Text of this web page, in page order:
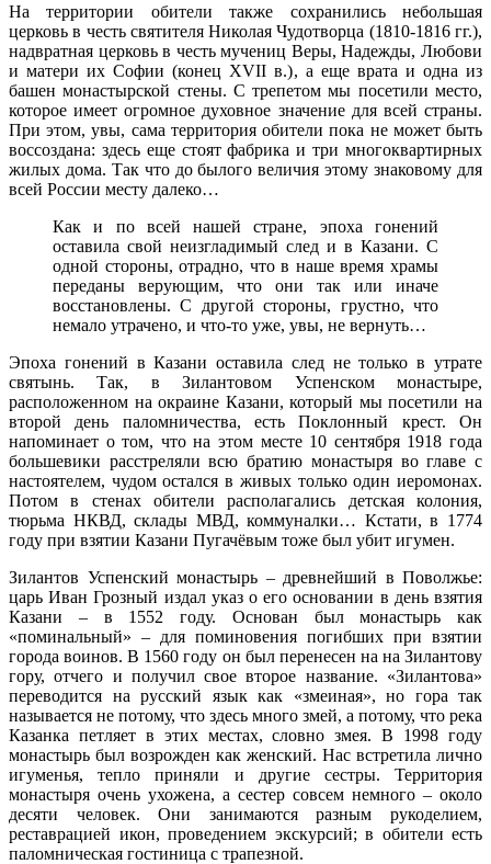
На территории обители также сохранились небольшая
церковь в честь святителя Николая Чудотворца (1810-1816 гг.),
надвратная церковь в честь мучениц Веры, Надежды, Любови
и матери их Софии (конец XVII в.), а еще врата и одна из
башен монастырской стены. С трепетом мы посетили место,
которое имеет огромное духовное значение для всей страны.
При этом, увы, сама территория обители пока не может быть
воссоздана: здесь еще стоят фабрика и три многоквартирных
жилых дома. Так что до былого величия этому знаковому для
всей России месту далеко…
Как и по всей нашей стране, эпоха гонений
оставила свой неизгладимый след и в Казани. С
одной стороны, отрадно, что в наше время храмы
переданы верующим, что они так или иначе
восстановлены. С другой стороны, грустно, что
немало утрачено, и что-то уже, увы, не вернуть…
Эпоха гонений в Казани оставила след не только в утрате
святынь. Так, в Зилантовом Успенском монастыре,
расположенном на окраине Казани, который мы посетили на
второй день паломничества, есть Поклонный крест. Он
напоминает о том, что на этом месте 10 сентября 1918 года
большевики расстреляли всю братию монастыря во главе с
настоятелем, чудом остался в живых только один иеромонах.
Потом в стенах обители располагались детская колония,
тюрьма НКВД, склады МВД, коммуналки… Кстати, в 1774
году при взятии Казани Пугачёвым тоже был убит игумен.
Зилантов Успенский монастырь – древнейший в Поволжье:
царь Иван Грозный издал указ о его основании в день взятия
Казани – в 1552 году. Основан был монастырь как
«поминальный» – для поминовения погибших при взятии
города воинов. В 1560 году он был перенесен на на Зилантову
гору, отчего и получил свое второе название. «Зилантова»
переводится на русский язык как «змеиная», но гора так
называется не потому, что здесь много змей, а потому, что река
Казанка петляет в этих местах, словно змея. В 1998 году
монастырь был возрожден как женский. Нас встретила лично
игуменья, тепло приняли и другие сестры. Территория
монастыря очень ухожена, а сестер совсем немного – около
десяти человек. Они занимаются разным рукоделием,
реставрацией икон, проведением экскурсий; в обители есть
паломническая гостиница с трапезной.